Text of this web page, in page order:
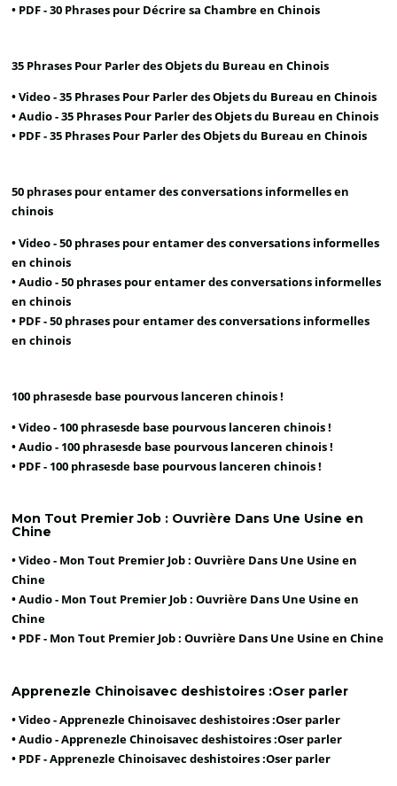
• PDF -30 Phrases pour Décrire sa Chambre en Chinois
35 Phrases Pour Parler des Objets du Bureau en Chinois
• Video -35 Phrases Pour Parler des Objets du Bureau en Chinois
• Audio -35 Phrases Pour Parler des Objets du Bureau en Chinois
• PDF -35 Phrases Pour Parler des Objets du Bureau en Chinois
50 phrases pour entamer des conversations informelles en
chinois
• Video -50 phrases pour entamer des conversations informelles
en chinois
• Audio -50 phrases pour entamer des conversations informelles
en chinois
• PDF -50 phrases pour entamer des conversations informelles
en chinois
100 phrasesde base pourvous lanceren chinois !
• Video - 100 phrasesde base pourvous lanceren chinois !
• Audio - 100 phrasesde base pourvous lanceren chinois !
• PDF - 100 phrasesde base pourvous lanceren chinois !
Mon Tout Premier Job : Ouvrière Dans Une Usine en
Chine
• Video - Mon Tout Premier Job : Ouvrière Dans Une Usine en
Chine
• Audio - Mon Tout Premier Job : Ouvrière Dans Une Usine en
Chine
• PDF - Mon Tout Premier Job : Ouvrière Dans Une Usine en Chine
Apprenezle Chinoisavec deshistoires :Oser parler
• Video -Apprenezle Chinoisavec deshistoires :Oser parler
• Audio -Apprenezle Chinoisavec deshistoires :Oser parler
• PDF -Apprenezle Chinoisavec deshistoires :Oser parler